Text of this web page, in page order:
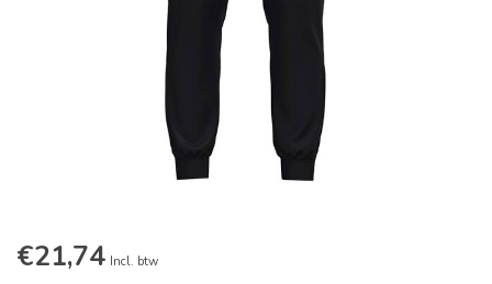
€21,74 Incl. btw